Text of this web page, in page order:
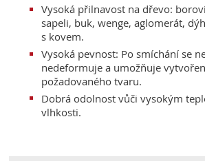
Vysoká přilnavost na dřevo:
sapeli, buk, wenge, aglomerát,
s kovem.
Vysoká pevnost: Po smíchání se
nedeformuje a umožňuje
požadovaného tvaru.
Dobrá odolnost vůči vysokým
vlhkosti.